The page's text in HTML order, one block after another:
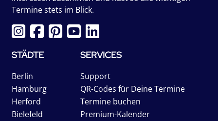
Termine stets im Blick.
STÄDTE
Berlin
Hamburg
Herford
Bielefeld
SERVICES
Support
QR-Codes für Deine Termine
Termine buchen
Premium-Kalender